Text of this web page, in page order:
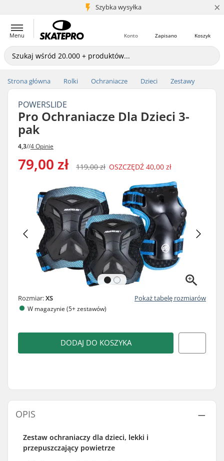
Szybka wysyłka
5+ mln klientów ×
Menu Koszyk
Zapisano
Konto
Strona główna Rolki Ochraniacze Dzieci Zestawy
POWERSLIDE
Pro Ochraniacze Dla Dzieci 3-
pak
4,3//4 Opinie
79,00 zł 119,00 zł OSZCZĘDŹ 40,00 zł
Rozmiar:XS Pokaż tabelę rozmiarów
W magazynie (5+ zestawów)
DODAJ DO KOSZYKA
OPIS
Zestaw ochraniaczy dla dzieci, lekki i
przepuszczający powietrze